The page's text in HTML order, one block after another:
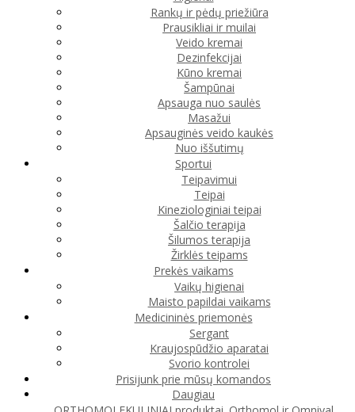
Rankų ir pėdų priežiūra
Prausikliai ir muilai
Veido kremai
Dezinfekcijai
Kūno kremai
Šampūnai
Apsauga nuo saulės
Masažui
Apsauginės veido kaukės
Nuo iššutimų
Sportui
Teipavimui
Teipai
Kineziologiniai teipai
Šalčio terapija
Šilumos terapija
Žirklės teipams
Prekės vaikams
Vaikų higienai
Maisto papildai vaikams
Medicininės priemonės
Sergant
Kraujospūdžio aparatai
Svorio kontrolei
Prisijunk prie mūsų komandos
Daugiau